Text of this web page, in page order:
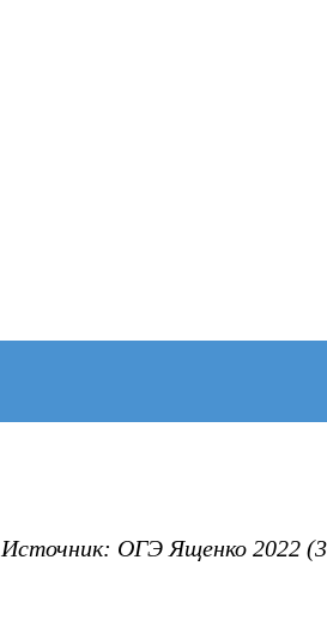
Источник: ОГЭ Ященко 2022